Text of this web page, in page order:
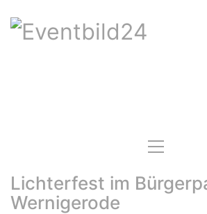
Lichterfest im
Wernigerode